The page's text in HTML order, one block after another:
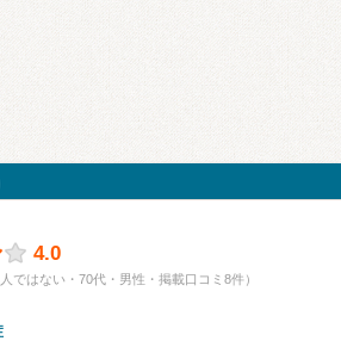
4.0
ではない・70代・男性・掲載口コミ8件）